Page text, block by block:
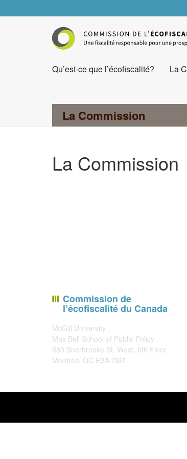
Qu’est-ce que l’écofiscalité? La
La Commission
La Commission
Commission de
l’écofiscalité du Canada
McGill University
Max Bell School of Public Policy
680 Sherbrooke St. West, 6th Floor
Montreal QC H3A 2M7